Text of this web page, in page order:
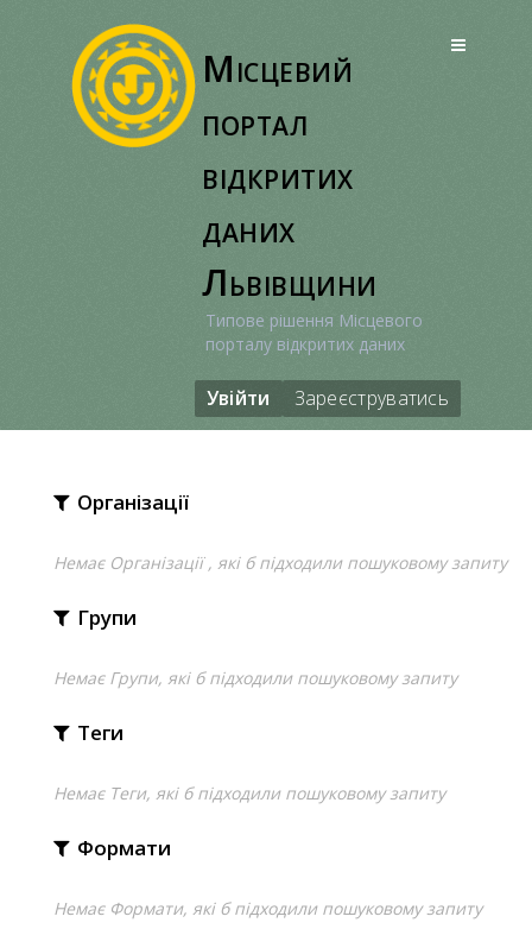
Місцевий
портал
відкритих
даних
Львівщини
Типове рішення Місцевого
порталу відкритих даних
Увійти Зареєструватись
Організації
Немає Організації , які б підходили пошуковому запиту
Групи
Немає Групи, які б підходили пошуковому запиту
Теги
Немає Теги, які б підходили пошуковому запиту
Формати
Немає Формати, які б підходили пошуковому запиту